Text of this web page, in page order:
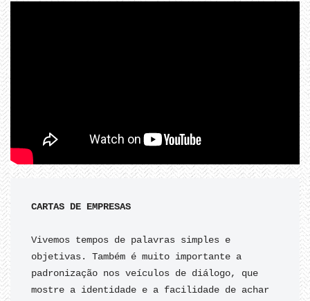
CARTAS DE EMPRESAS
Vivemos tempos de palavras simples e
objetivas. Também é muito importante a
padronização nos veículos de diálogo, que
mostre a identidade e a facilidade de achar